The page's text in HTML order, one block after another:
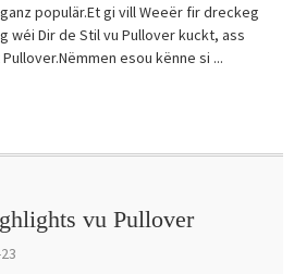
populär.Et gi vill Weeër fir dreckeg
wéi Dir de Stil vu Pullover kuckt, ass
esou kënne si ...
vu Pullover